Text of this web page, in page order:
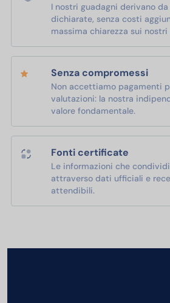
I nostri guadagni derivano
dichiarate, senza costi
massima chiarezza sui
Senza compromessi
Non accettiamo pagamenti
valutazioni: la nostra
valore fondamentale.
Fonti certificate
Le informazioni che
attraverso dati ufficiali e
attendibili.